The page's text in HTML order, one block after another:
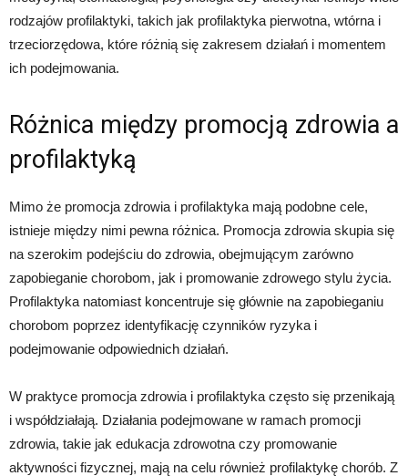
rodzajów profilaktyki, takich jak profilaktyka pierwotna, wtórna i
trzeciorzędowa, które różnią się zakresem działań i momentem
ich podejmowania.
Różnica między promocją zdrowia a
profilaktyką
Mimo że promocja zdrowia i profilaktyka mają podobne cele,
istnieje między nimi pewna różnica. Promocja zdrowia skupia się
na szerokim podejściu do zdrowia, obejmującym zarówno
zapobieganie chorobom, jak i promowanie zdrowego stylu życia.
Profilaktyka natomiast koncentruje się głównie na zapobieganiu
chorobom poprzez identyfikację czynników ryzyka i
podejmowanie odpowiednich działań.
W praktyce promocja zdrowia i profilaktyka często się przenikają
i współdziałają. Działania podejmowane w ramach promocji
zdrowia, takie jak edukacja zdrowotna czy promowanie
aktywności fizycznej, mają na celu również profilaktykę chorób. Z